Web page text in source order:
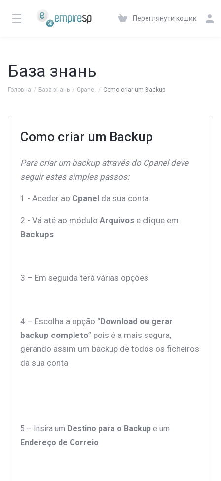
Переглянути кошик
База знань
Головна База знань Cpanel Como criar um Backup
Como criar um Backup
Para criar um backup através do Cpanel deve
seguir estes simples passos:
1 - Aceder ao Cpanel da sua conta
2 - Vá até ao módulo Arquivos e clique em
Backups
3 – Em seguida terá várias opções
4 – Escolha a opção “Download ou gerar
backup completo” pois é a mais segura,
gerando assim um backup de todos os ficheiros
da sua conta
5 – Insira um Destino para o Backup e um
Endereço de Correio